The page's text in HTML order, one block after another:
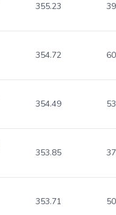
355.23
354.72
354.49
353.85
353.71